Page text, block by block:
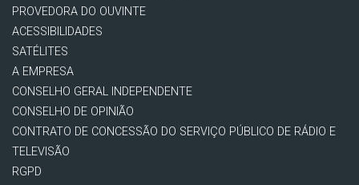
PROVEDORA DO OUVINTE
ACESSIBILIDADES
SATÉLITES
A EMPRESA
CONSELHO GERAL INDEPENDENTE
CONSELHO DE OPINIÃO
CONTRATO DE CONCESSÃO DO SERVIÇO PÚBLICO DE RÁDIO E
TELEVISÃO
RGPD